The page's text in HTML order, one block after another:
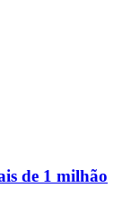
de 1 milhão